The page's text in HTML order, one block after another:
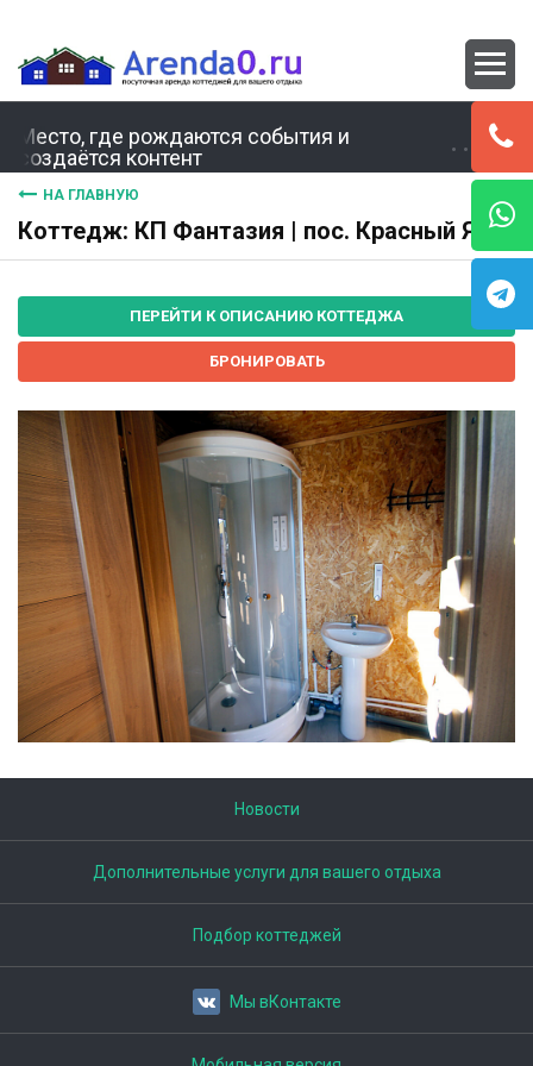
Место, где рождаются события и
создаётся контент
НА ГЛАВНУЮ
Коттедж: КП Фантазия | пос. Красный Яр
ПЕРЕЙТИ К ОПИСАНИЮ КОТТЕДЖА
БРОНИРОВАТЬ
Новости
Дополнительные услуги для вашего отдыха
Подбор коттеджей
Мы вКонтакте